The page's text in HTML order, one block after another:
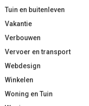
Tuin en buitenleven
Vakantie
Verbouwen
Vervoer en transport
Webdesign
Winkelen
Woning en Tuin